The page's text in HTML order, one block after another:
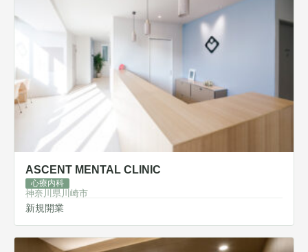
ASCENT MENTAL CLINIC
心療内科
神奈川県川崎市
新規開業